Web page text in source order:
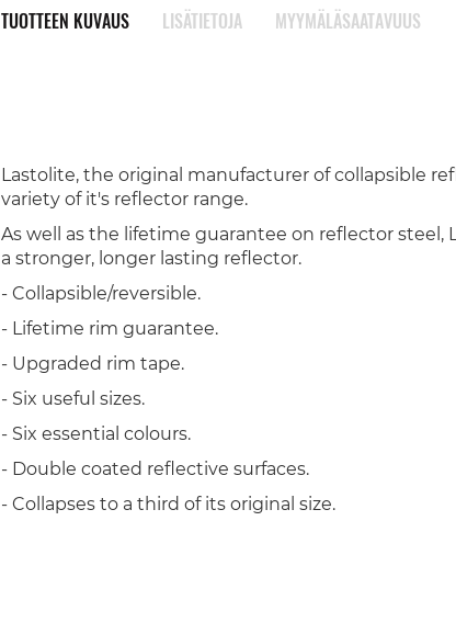
TUOTTEEN KUVAUS
Lastolite, the original manufacturer of collapsible
variety of it's reflector range.
As well as the lifetime guarantee on reflector
a stronger, longer lasting reflector.
- Collapsible/reversible.
- Lifetime rim guarantee.
- Upgraded rim tape.
- Six useful sizes.
- Six essential colours.
- Double coated reflective surfaces.
- Collapses to a third of its original size.
LISÄTIETOJA MYYMÄLÄSAATAVUUS